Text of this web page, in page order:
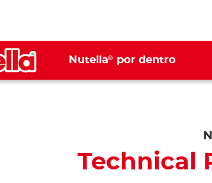
Nutella® por dentro
Technical